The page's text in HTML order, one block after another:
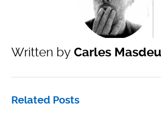
Written by Carles Masdeu
Related Posts